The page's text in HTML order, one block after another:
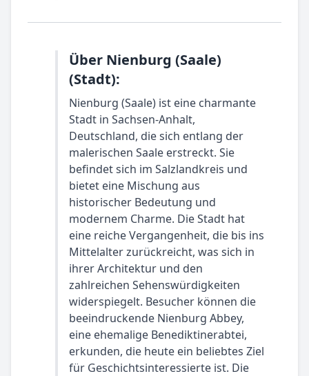
Über Nienburg (Saale)
(Stadt):
Nienburg (Saale) ist eine charmante
Stadt in Sachsen-Anhalt,
Deutschland, die sich entlang der
malerischen Saale erstreckt. Sie
befindet sich im Salzlandkreis und
bietet eine Mischung aus
historischer Bedeutung und
modernem Charme. Die Stadt hat
eine reiche Vergangenheit, die bis ins
Mittelalter zurückreicht, was sich in
ihrer Architektur und den
zahlreichen Sehenswürdigkeiten
widerspiegelt. Besucher können die
beeindruckende Nienburg Abbey,
eine ehemalige Benediktinerabtei,
erkunden, die heute ein beliebtes Ziel
für Geschichtsinteressierte ist. Die